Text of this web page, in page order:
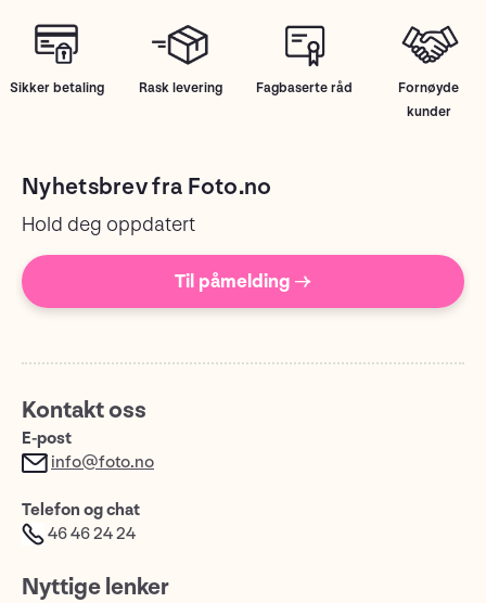
Sikker betaling Rask levering Fagbaserte råd
Fornøyde
kunder
Nyhetsbrev fra Foto.no
Hold deg oppdatert
Til påmelding →
Kontakt oss
E-post
info@foto.no
Telefon og chat
46 46 24 24
Nyttige lenker